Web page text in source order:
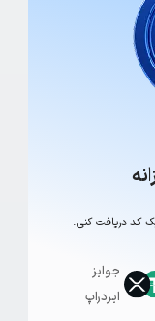
یک کد دریافت کنی.
جوایز
ایردراپ